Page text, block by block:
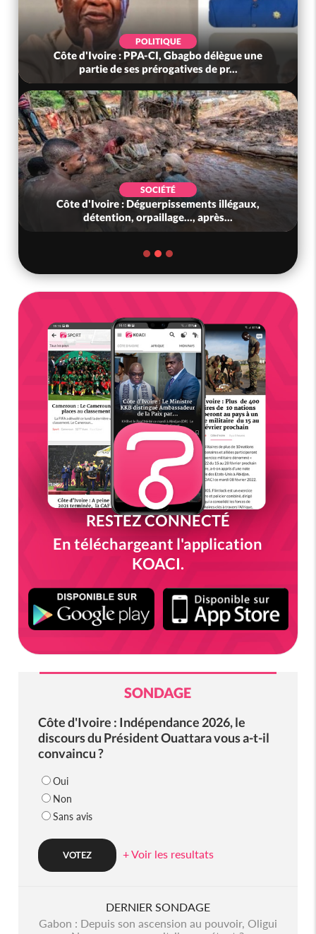
POLITIQUE
Côte d'Ivoire : PPA-CI, Gbagbo délègue une
partie de ses prérogatives de pr...
SOCIÉTÉ
Côte d'Ivoire : Déguerpissements illégaux,
détention, orpaillage..., après...
RESTEZ CONNECTÉ
En téléchargeant l'application
KOACI.
SONDAGE
Côte d'Ivoire : Indépendance 2026, le
discours du Président Ouattara vous a-t-il
convaincu ?
Oui
Non
Sans avis
+ Voir les resultats
DERNIER SONDAGE
Gabon : Depuis son ascension au pouvoir, Oligui